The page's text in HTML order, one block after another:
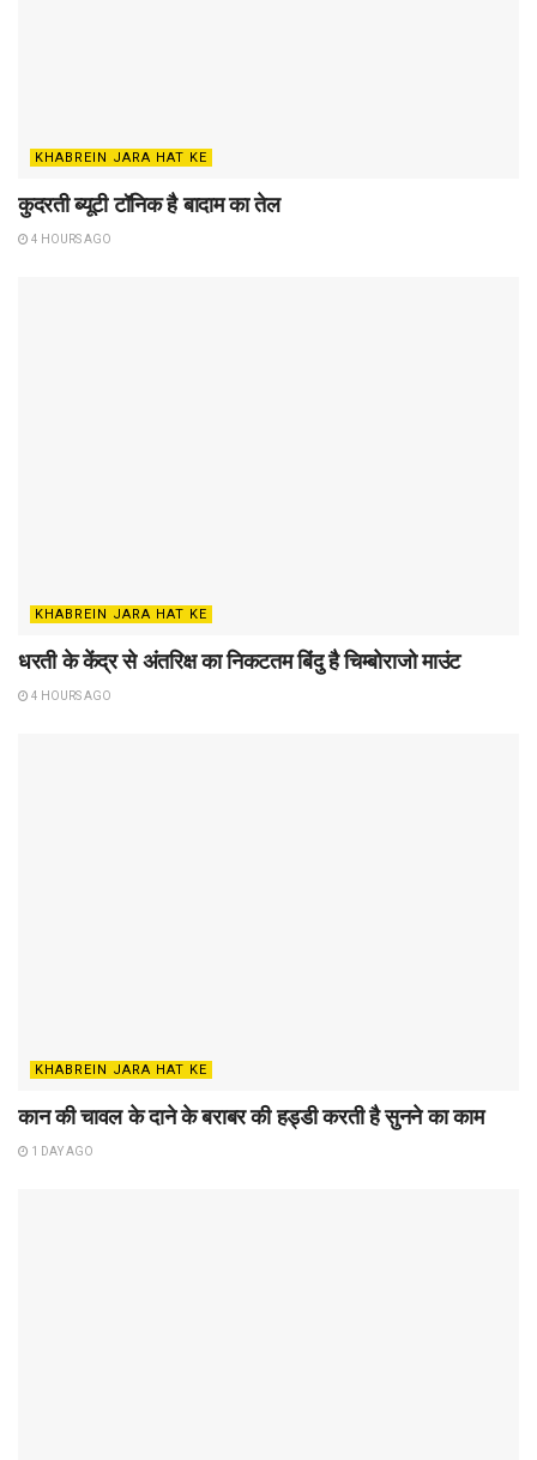
KHABREIN JARA HAT KE
कुदरती ब्यूटी टॉनिक है बादाम का तेल
4 HOURS AGO
KHABREIN JARA HAT KE
धरती के केंद्र से अंतरिक्ष का निकटतम बिंदु है चिम्बोराजो माउंट
4 HOURS AGO
KHABREIN JARA HAT KE
कान की चावल के दाने के बराबर की हड्डी करती है सुनने का काम
1 DAY AGO